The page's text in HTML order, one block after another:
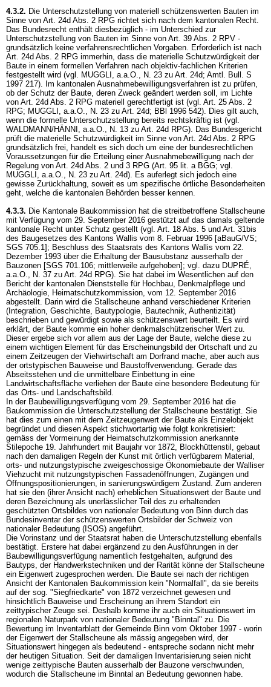
4.3.2. Die Unterschutzstellung von materiell schützenswerten Bauten im
Sinne von Art. 24d Abs. 2 RPG richtet sich nach dem kantonalen Recht.
Das Bundesrecht enthält diesbezüglich - im Unterschied zur
Unterschutzstellung von Bauten im Sinne von Art. 39 Abs. 2 RPV -
grundsätzlich keine verfahrensrechtlichen Vorgaben. Erforderlich ist nach
Art. 24d Abs. 2 RPG immerhin, dass die materielle Schutzwürdigkeit der
Baute in einem formellen Verfahren nach objektiv-fachlichen Kriterien
festgestellt wird (vgl. MUGGLI, a.a.O., N. 23 zu Art. 24d; Amtl. Bull. S
1997 217). Im kantonalen Ausnahmebewilligungsverfahren ist zu prüfen,
ob der Schutz der Baute, deren Zweck geändert werden soll, im Lichte
von Art. 24d Abs. 2 RPG materiell gerechtfertigt ist (vgl. Art. 25 Abs. 2
RPG; MUGGLI, a.a.O., N. 23 zu Art. 24d; BBl 1996 542). Dies gilt auch,
wenn die formelle Unterschutzstellung bereits rechtskräftig ist (vgl.
WALDMANN/HÄNNI, a.a.O., N. 13 zu Art. 24d RPG). Das Bundesgericht
prüft die materielle Schutzwürdigkeit im Sinne von Art. 24d Abs. 2 RPG
grundsätzlich frei, handelt es sich doch um eine der bundesrechtlichen
Voraussetzungen für die Erteilung einer Ausnahmebewilligung nach der
Regelung von Art. 24d Abs. 2 und 3 RPG (Art. 95 lit. a BGG; vgl.
MUGGLI, a.a.O., N. 23 zu Art. 24d). Es auferlegt sich jedoch eine
gewisse Zurückhaltung, soweit es um spezifische örtliche Besonderheiten
geht, welche die kantonalen Behörden besser kennen.
4.3.3. Die Kantonale Baukommission hat die streitbetroffene Stallscheune
mit Verfügung vom 29. September 2016 gestützt auf das damals geltende
kantonale Recht unter Schutz gestellt (vgl. Art. 18 Abs. 5 und Art. 31bis
des Baugesetzes des Kantons Wallis vom 8. Februar 1996 [aBauG/VS;
SGS 705.1]; Beschluss des Staatsrats des Kantons Wallis vom 22.
Dezember 1993 über die Erhaltung der Bausubstanz ausserhalb der
Bauzonen [SGS 701.106; mittlerweile aufgehoben]; vgl. dazu DUPRÉ,
a.a.O., N. 37 zu Art. 24d RPG). Sie hat dabei im Wesentlichen auf den
Bericht der kantonalen Dienststelle für Hochbau, Denkmalpflege und
Archäologie, Heimatschutzkommission, vom 12. September 2016
abgestellt. Darin wird die Stallscheune anhand verschiedener Kriterien
(Integration, Geschichte, Bautypologie, Bautechnik, Authentizität)
beschrieben und gewürdigt sowie als schützenswert beurteilt. Es wird
erklärt, der Baute komme ein hoher denkmalschützerischer Wert zu.
Dieser ergebe sich vor allem aus der Lage der Baute, welche diese zu
einem wichtigen Element für das Erscheinungsbild der Ortschaft und zu
einem Zeitzeugen der Viehwirtschaft am Dorfrand mache, aber auch aus
der ortstypischen Bauweise und Baustoffverwendung. Gerade das
Abseitsstehen und die unmittelbare Einbettung in eine
Landwirtschaftsfläche verliehen der Baute eine besondere Bedeutung für
das Orts- und Landschaftsbild.
In der Baubewilligungsverfügung vom 29. September 2016 hat die
Baukommission die Unterschutzstellung der Stallscheune bestätigt. Sie
hat dies zum einen mit dem Zeitzeugenwert der Baute als Einzelobjekt
begründet und diesen Aspekt stichwortartig wie folgt konkretisiert:
gemäss der Vormeinung der Heimatschutzkommission anerkannte
Stilepoche 19. Jahrhundert mit Baujahr vor 1872, Blockhüttenstil, gebaut
nach den damaligen Regeln der Kunst mit örtlich verfügbarem Material,
orts- und nutzungstypische zweigeschossige Ökonomiebaute der Walliser
Viehzucht mit nutzungstypischen Fassadenöffnungen, Zugängen und
Öffnungspositionierungen, in sanierungswürdigem Zustand. Zum anderen
hat sie den (ihrer Ansicht nach) erheblichen Situationswert der Baute und
deren Bezeichnung als unerlässlicher Teil des zu erhaltenden
geschützten Ortsbildes von nationaler Bedeutung von Binn durch das
Bundesinventar der schützenswerten Ortsbilder der Schweiz von
nationaler Bedeutung (ISOS) angeführt.
Die Vorinstanz und der Staatsrat haben die Unterschutzstellung ebenfalls
bestätigt. Erstere hat dabei ergänzend zu den Ausführungen in der
Baubewilligungsverfügung namentlich festgehalten, aufgrund des
Bautyps, der Handwerkstechniken und der Rarität könne der Stallscheune
ein Eigenwert zugesprochen werden. Die Baute sei nach der richtigen
Ansicht der Kantonalen Baukommission kein "Normalfall", da sie bereits
auf der sog. "Siegfriedkarte" von 1872 verzeichnet gewesen und
hinsichtlich Bauweise und Erscheinung an ihrem Standort ein
zeittypischer Zeuge sei. Deshalb komme ihr auch ein Situationswert im
regionalen Naturpark von nationaler Bedeutung "Binntal" zu. Die
Bewertung im Inventarblatt der Gemeinde Binn vom Oktober 1997 - worin
der Eigenwert der Stallscheune als mässig angegeben wird, der
Situationswert hingegen als bedeutend - entspreche sodann nicht mehr
der heutigen Situation. Seit der damaligen Inventarisierung seien nicht
wenige zeittypische Bauten ausserhalb der Bauzone verschwunden,
wodurch die Stallscheune im Binntal an Bedeutung gewonnen habe.